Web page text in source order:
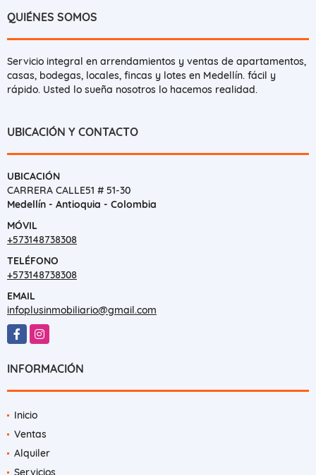
QUIÉNES SOMOS
Servicio integral en arrendamientos y ventas de apartamentos,
casas, bodegas, locales, fincas y lotes en Medellín. fácil y
rápido. Usted lo sueña nosotros lo hacemos realidad.
UBICACIÓN Y CONTACTO
UBICACIÓN
CARRERA CALLE51 # 51-30
Medellín - Antioquia - Colombia
MÓVIL
+573148738308
TELÉFONO
+573148738308
EMAIL
infoplusinmobiliario@gmail.com
FacebookInstagram
INFORMACIÓN
Inicio
Ventas
Alquiler
Servicios